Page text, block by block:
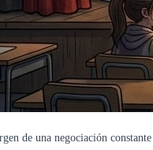
de una negociación